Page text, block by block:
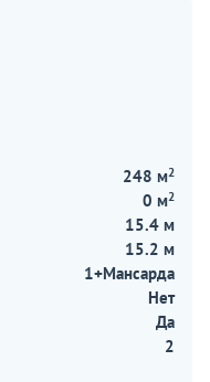
248 м2
0 м2
15.4 м
15.2 м
1+Мансарда
Нет
Да
2